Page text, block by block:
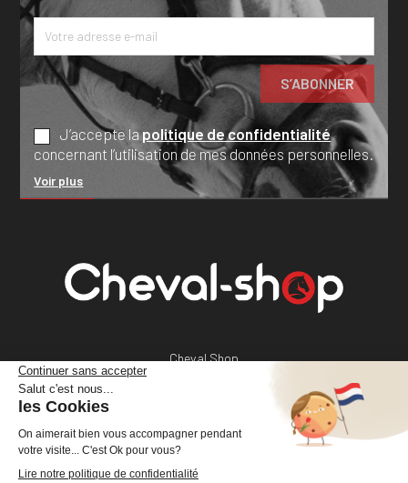
J’accepte lapolitique de confidentialité
concernant l’utilisation de mes données personnelles.
Voir plus
Cheval Shop
+33 (0)2 40 36 20 61
boutique@cheval-shop.com